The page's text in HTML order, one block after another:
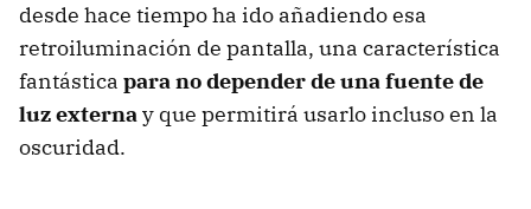
desde hace tiempo ha ido añadiendo esa
retroiluminación de pantalla, una característica
fantástica para no depender de una fuente de
luz externay que permitirá usarlo incluso en la
oscuridad.